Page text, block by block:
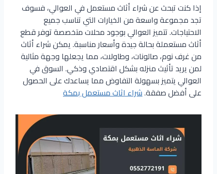
إذا كنت تبحث عن شراء أثاث مستعمل في العوالي، فسوف
تجد مجموعة واسعة من الخيارات التي تناسب جميع
الاحتياجات. تتميز العوالي بوجود محلات متخصصة توفر قطع
أثاث مستعملة بحالة جيدة وأسعار مناسبة. يمكن شراء أثاث
من غرف نوم، صالونات، وطاولات، مما يجعلها وجهة مثالية
لمن يريد تأثيث منزله بشكل اقتصادي وذكي. السوق في
العوالي يتميز بسهولة التفاوض مما يساعدك على الحصول
على أفضل صفقة.شراء اثاث مستعمل بمكة